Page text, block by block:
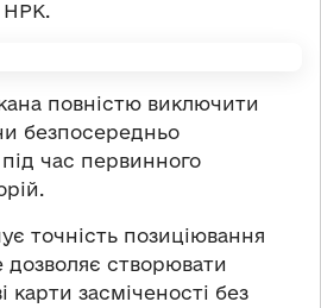
НРК.
повністю виключити
безпосередньо
час первинного
точність позиціювання
дозволяє створювати
карти засміченості без